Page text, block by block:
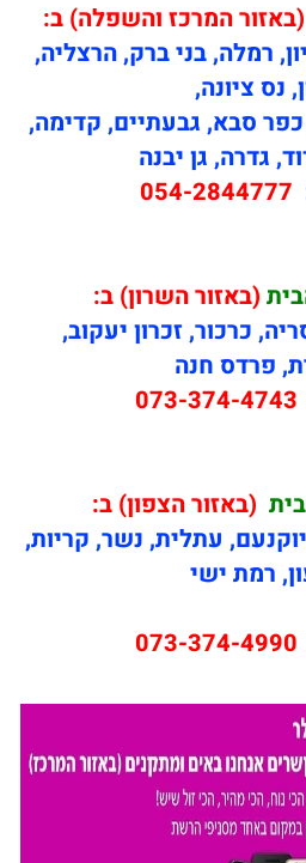
(באזור המרכז והשפלה) ב:
רמלה, בני ברק, הרצליה,
נס ציונה,
סבא, גבעתיים, קדימה,
גדרה, גן יבנה
054-2844777
(באזור השרון) ב:
כרכור, זכרון יעקוב,
פרדס חנה
073-374-4743
(באזור הצפון) ב:
עתלית, נשר, קריות,
רמת ישי
073-374-4990